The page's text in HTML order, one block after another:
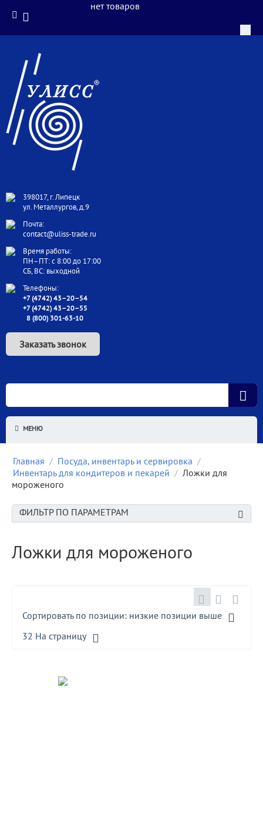
398017, г. Липецк
ул. Металлургов, д.9
Почта:
contact@uliss-trade.ru
Время работы:
ПН–ПТ: с 8:00 до 17:00
СБ, ВС: выходной
Телефоны:
+7 (4742) 43–20–54
+7 (4742) 43–20–55
8 (800) 301-63-10
Заказать звонок
нет товаров
МЕНЮ
Главная / Посуда, инвентарь и сервировка /
Инвентарь для кондитеров и пекарей / Ложки для
мороженого
ФИЛЬТР ПО ПАРАМЕТРАМ
Ложки для мороженого
Сортировать по позиции: низкие позиции выше
32 На страницу